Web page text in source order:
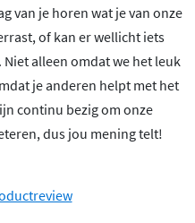
van je horen wat je van onze
of kan er wellicht iets
alleen omdat we het leuk
je anderen helpt met het
continu bezig om onze
dus jou mening telt!